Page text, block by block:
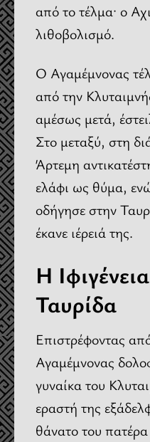
από το τέλμα· ο
λιθοβολισμό.
Ο Αγαμέμνονας
από την
αμέσως μετά,
Στο μεταξύ, στη
Άρτεμη
ελάφι ως θύμα,
οδήγησε στην
έκανε ιέρειά της.
Η
Ταυρίδα
Επιστρέφοντας
Αγαμέμνονας
γυναίκα του
εραστή της
θάνατο του πατέρα